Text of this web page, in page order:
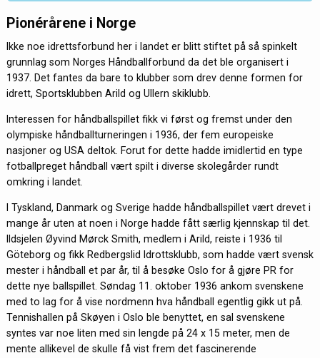
Pionérårene i Norge
Ikke noe idrettsforbund her i landet er blitt stiftet på så spinkelt
grunnlag som Norges Håndballforbund da det ble organisert i
1937. Det fantes da bare to klubber som drev denne formen for
idrett, Sportsklubben Arild og Ullern skiklubb.
Interessen for håndballspillet fikk vi først og fremst under den
olympiske håndballturneringen i 1936, der fem europeiske
nasjoner og USA deltok. Forut for dette hadde imidlertid en type
fotballpreget håndball vært spilt i diverse skolegårder rundt
omkring i landet.
I Tyskland, Danmark og Sverige hadde håndballspillet vært drevet i
mange år uten at noen i Norge hadde fått særlig kjennskap til det.
Ildsjelen Øyvind Mørck Smith, medlem i Arild, reiste i 1936 til
Göteborg og fikk Redbergslid Idrottsklubb, som hadde vært svensk
mester i håndball et par år, til å besøke Oslo for å gjøre PR for
dette nye ballspillet. Søndag 11. oktober 1936 ankom svenskene
med to lag for å vise nordmenn hva håndball egentlig gikk ut på.
Tennishallen på Skøyen i Oslo ble benyttet, en sal svenskene
syntes var noe liten med sin lengde på 24 x 15 meter, men de
mente allikevel de skulle få vist frem det fascinerende